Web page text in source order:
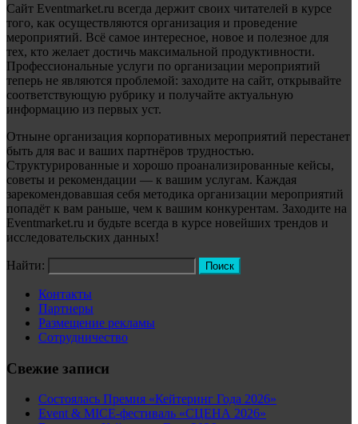
Сайт Eventmarket.ru всегда держит своих читателей в курсе
того, как осуществляются организация и проведение
мероприятий. Всё самое интересное, новое и полезное для
тех, кто желает достичь максимальной продуктивности.
Профессиональные услуги по организации мероприятий
теперь не являются проблемой: заходите на сайт, открывайте
соответствующую рубрику и получайте актуальную
информацию из первых уст.
Отныне организация корпоративных мероприятий перестанет
быть для вас и ваших партнёров трудностью.
Структурированные и хорошо проанализированные кейсы,
советы и рекомендации — к вашим услугам. Каждая
зарекомендовавшая себя методика организации мероприятий
попадёт к вам раньше, чем к вашим конкурентам. Заходите на
Eventmarket.ru и будьте всегда в курсе новейших трендов и
исследовательских данных!
Найти:
Контакты
Партнеры
Размещение рекламы
Сотрудничество
Свежие записи
Состоялась Премия «Кейтеринг Года 2026»
Event & MICE-фестиваль «СЦЕНА 2026»